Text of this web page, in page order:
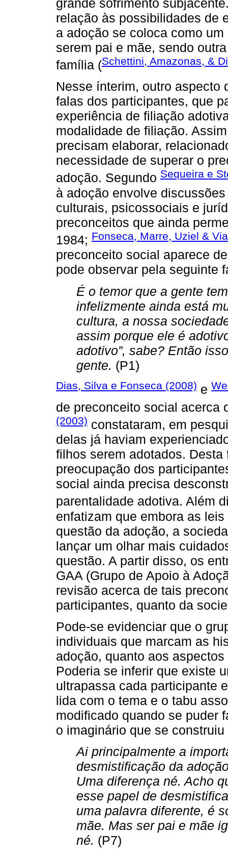
grande sofrimento
relação às possibilidades de
a adoção se coloca como
serem pai e mãe, sendo
família (Schettini, Amazonas, &
Nesse ínterim, outro aspecto
falas dos participantes, que
experiência de filiação
modalidade de filiação.
precisam elaborar,
necessidade de superar o
adoção. Segundo Sequeira e
à adoção envolve
culturais, psicossociais e
preconceitos que ainda
1984; Fonseca, Marre, Uziel &
preconceito social aparece
pode observar pela seguinte
É o temor que a gente
infelizmente ainda está
cultura, a nossa
assim porque ele é
adotivo”, sabe? Então
gente. (P1)
Dias, Silva e Fonseca (2008) e
de preconceito social acerca
(2003) constataram, em
delas já haviam
filhos serem adotados.
preocupação dos
social ainda precisa
parentalidade adotiva. Além
enfatizam que embora as
questão da adoção, a
lançar um olhar mais
questão. A partir disso, os
GAA (Grupo de Apoio à
revisão acerca de tais
participantes, quanto da
Pode-se evidenciar que o
individuais que marcam as
adoção, quanto aos
Poderia se inferir que existe
ultrapassa cada participante
lida com o tema e o tabu
modificado quando se puder
o imaginário que se
Ai principalmente a
desmistificação da
Uma diferença né. Acho
esse papel de
uma palavra diferente, é
mãe. Mas ser pai e mãe
né. (P7)